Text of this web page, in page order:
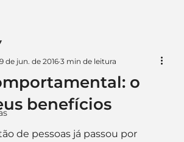
o
benefícios
9 de jun. de 2016 3 min de leitura
NaN de 5 estrelas.
de pessoas já passou por